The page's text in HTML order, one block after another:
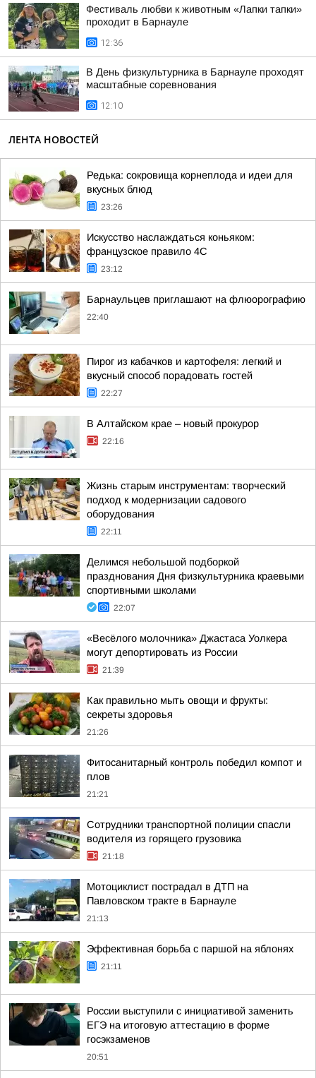
Фестиваль любви к животным «Лапки тапки»
проходит в Барнауле
12:36
В День физкультурника в Барнауле проходят
масштабные соревнования
12:10
ЛЕНТА НОВОСТЕЙ
Редька: сокровища корнеплода и идеи для
вкусных блюд
23:26
Искусство наслаждаться коньяком:
французское правило 4С
23:12
Барнаульцев приглашают на флюорографию
22:40
Пирог из кабачков и картофеля: легкий и
вкусный способ порадовать гостей
22:27
В Алтайском крае – новый прокурор
22:16
Жизнь старым инструментам: творческий
подход к модернизации садового
оборудования
22:11
Делимся небольшой подборкой
празднования Дня физкультурника краевыми
спортивными школами
22:07
«Весёлого молочника» Джастаса Уолкера
могут депортировать из России
21:39
Как правильно мыть овощи и фрукты:
секреты здоровья
21:26
Фитосанитарный контроль победил компот и
плов
21:21
Сотрудники транспортной полиции спасли
водителя из горящего грузовика
21:18
Мотоциклист пострадал в ДТП на
Павловском тракте в Барнауле
21:13
Эффективная борьба с паршой на яблонях
21:11
России выступили с инициативой заменить
ЕГЭ на итоговую аттестацию в форме
госэкзаменов
20:51